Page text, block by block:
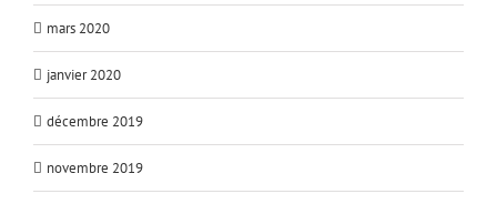
mars 2020
janvier 2020
décembre 2019
novembre 2019